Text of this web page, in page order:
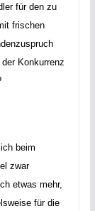
für den zu
frischen
Konkurrenz
beim
zwar
etwas mehr,
für die